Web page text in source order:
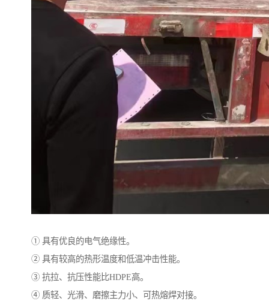
① 具有优良的电气绝缘性。
② 具有较高的热形温度和低温冲击性能。
③ 抗拉、抗压性能比HDPE高。
④ 质轻、光滑、磨擦主力小、可热熔焊对接。